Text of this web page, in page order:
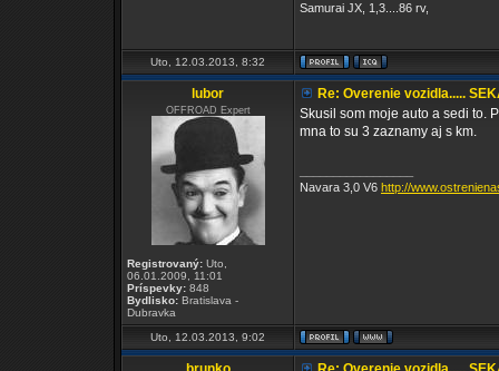
Samurai JX, 1,3....86 rv,
Uto, 12.03.2013, 8:32
lubor
OFFROAD Expert
Registrovaný: Uto,
06.01.2009, 11:01
Príspevky: 848
Bydlisko: Bratislava -
Dubravka
Re: Overenie vozidla.....
Skusil som moje auto a sedi to.
mna to su 3 zaznamy aj s km.
Navara 3,0 V6 http://
Uto, 12.03.2013, 9:02